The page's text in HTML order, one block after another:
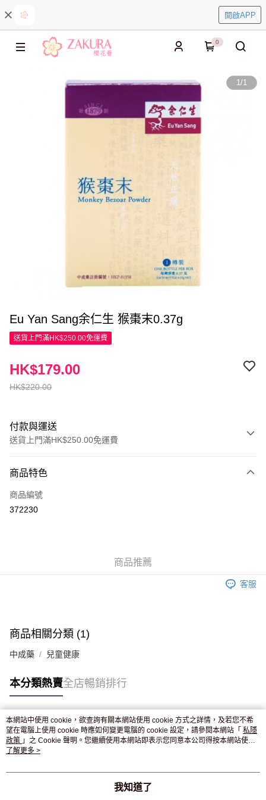
開啟APP
0
1/1
Eu Yan Sang余仁生 猴棗末0.37g
送貨上門滿HK$250.00免運費
HK$220.00
HK$179.00
付款與運送
送貨上門滿HK$250.00免運費
信用卡
Apple Pay
付款後門市自取，訂單確認後2-4個工作天到店，7天內取。逾期後
商品特色
商品編號
372230
商品推薦
客服
商品相關分類 (1)
中成藥 兒童健康
本分類熱賣全店暢銷排行
熱門標籤
熱銷排行
本網站中使用 cookie，欲查詢有關本網站使用 cookie 方式之詳情，及若您不希
望在電腦上使用 cookie 時應如何變更電腦的 cookie 設定，請參閱本網站「 私隱
政策 」之 Cookie 聲明。您繼續使用本網站即表示您同意本公司得按本網站使用
條款之 Cookie 聲明使用 cookie。
了解更多 >
我知道了